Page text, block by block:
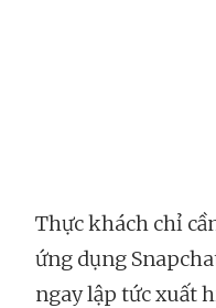
Thực khách chỉ
ứng dụng
ngay lập tức xuất